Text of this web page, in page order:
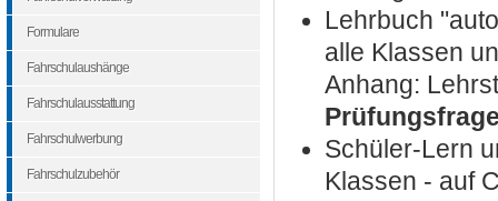
Lehrbuch
alle Klassen
Anhang:
Schüler-Lern
Klassen - auf
Formulare
Fahrschulaushänge
Fahrschulausstattung
Fahrschulwerbung
Fahrschulzubehör